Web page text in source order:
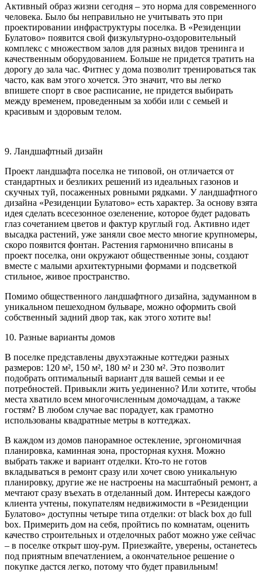
Активный образ жизни сегодня – это норма для современного
человека. Было бы неправильно не учитывать это при
проектировании инфраструктуры поселка. В «Резиденции
Булатово» появится свой физкультурно-оздоровительный
комплекс с множеством залов для разных видов тренинга и
качественным оборудованием. Больше не придется тратить на
дорогу до зала час. Фитнес у дома позволит тренироваться так
часто, как вам этого хочется. Это значит, что вы легко
впишете спорт в свое расписание, не придется выбирать
между временем, проведенным за хобби или с семьей и
красивым и здоровым телом.
9. Ландшафтный дизайн
Проект ландшафта поселка не типовой, он отличается от
стандартных и безликих решений из идеальных газонов и
скучных туй, посаженных ровными рядками. У ландшафтного
дизайна «Резиденции Булатово» есть характер. За основу взята
идея сделать всесезонное озеленение, которое будет радовать
глаз сочетанием цветов и фактур круглый год. Активно идет
высадка растений, уже заняли свое место многие крупномеры,
скоро появится фонтан. Растения гармонично вписаны в
проект поселка, они окружают общественные зоны, создают
вместе с малыми архитектурными формами и подсветкой
стильное, живое пространство.
Помимо общественного ландшафтного дизайна, задуманном в
уникальном пешеходном бульваре, можно оформить свой
собственный задний двор так, как этого хотите вы!
10. Разные варианты домов
В поселке представлены двухэтажные коттеджи разных
размеров: 120 м², 150 м², 180 м² и 230 м². Это позволит
подобрать оптимальный вариант для вашей семьи и ее
потребностей. Привыкли жить уединенно? Или хотите, чтобы
места хватило всем многочисленным домочадцам, а также
гостям? В любом случае вас порадует, как грамотно
использованы квадратные метры в коттеджах.
В каждом из домов панорамное остекление, эргономичная
планировка, каминная зона, просторная кухня. Можно
выбрать также и вариант отделки. Кто-то не готов
вкладываться в ремонт сразу или хочет свою уникальную
планировку, другие же не настроены на масштабный ремонт, а
мечтают сразу въехать в отделанный дом. Интересы каждого
клиента учтены, покупателям недвижимости в «Резиденции
Булатово» доступны четыре типа отделки: от black box до full
box. Примерить дом на себя, пройтись по комнатам, оценить
качество строительных и отделочных работ можно уже сейчас
– в поселке открыт шоу-рум. Приезжайте, уверены, останетесь
под приятным впечатлением, а окончательное решение о
покупке дастся легко, потому что будет правильным!